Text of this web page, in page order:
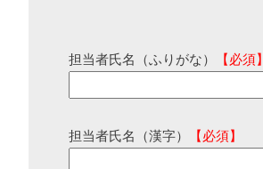
担当者氏名（ふりがな） 【必須】
担当者氏名（漢字） 【必須】